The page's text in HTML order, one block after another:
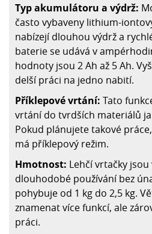
Typ akumulátoru a výdrž:
často vybaveny lithium-
nabízejí dlouhou výdrž a
baterie se udává v
hodnoty jsou 2 Ah až 5 Ah.
delší práci na jedno nabití.
Příklepové vrtání: Tato
vrtání do tvrdších materiálů
Pokud plánujete takové
má příklepový režim.
Hmotnost: Lehčí vrtačky
dlouhodobé používání bez
pohybuje od 1 kg do 2,5 kg.
znamenat více funkcí, ale
práci.